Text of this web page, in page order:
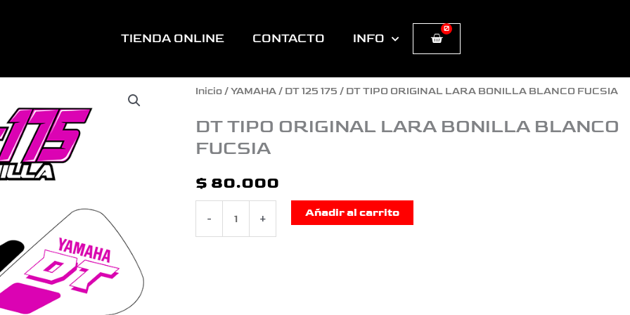
TIENDA ONLINE CONTACTO INFO
0
Cart
Inicio/YAMAHA/ DT 125 175 / DT TIPO ORIGINAL LARA BONILLA BLANCO FUCSIA
DT TIPO ORIGINAL LARA BONILLA BLANCO
FUCSIA
$ 80.000
-
DT
TIPO
ORIGINAL
LARA
BLANCO
+ Añadir al carrito